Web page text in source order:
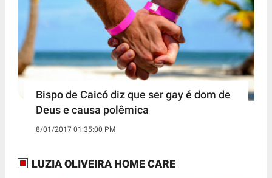
Bispo de Caicó diz que ser gay é dom de
Deus e causa polêmica
8/01/2017 01:35:00 PM
LUZIA OLIVEIRA HOME CARE